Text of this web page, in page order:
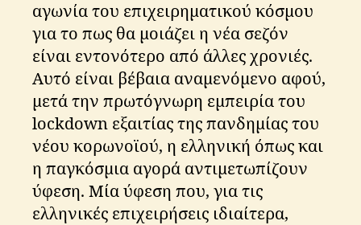
αγωνία του επιχειρηματικού κόσμου
για το πως θα μοιάζει η νέα σεζόν
είναι εντονότερο από άλλες χρονιές.
Αυτό είναι βέβαια αναμενόμενο αφού,
μετά την πρωτόγνωρη εμπειρία του
lockdown εξαιτίας της πανδημίας του
νέου κορωνοϊού, η ελληνική όπως και
η παγκόσμια αγορά αντιμετωπίζουν
ύφεση. Μία ύφεση που, για τις
ελληνικές επιχειρήσεις ιδιαίτερα,